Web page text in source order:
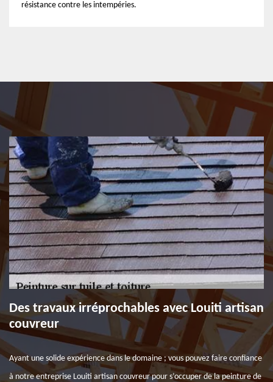
résistance contre les intempéries.
Des travaux irréprochables avec Louiti artisan
couvreur
Ayant une solide expérience dans le domaine ; vous pouvez faire confiance
à notre entreprise Louiti artisan couvreur pour s’occuper de la peinture de